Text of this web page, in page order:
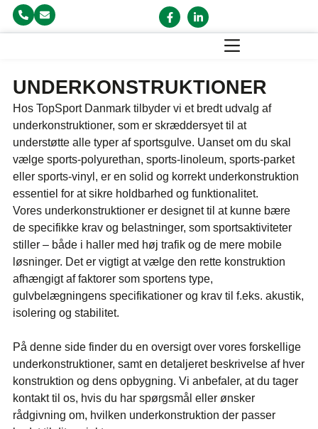
UNDERKONSTRUKTIONER
Hos TopSport Danmark tilbyder vi et bredt udvalg af
underkonstruktioner, som er skræddersyet til at
understøtte alle typer af sportsgulve. Uanset om du skal
vælge sports-polyurethan, sports-linoleum, sports-parket
eller sports-vinyl, er en solid og korrekt underkonstruktion
essentiel for at sikre holdbarhed og funktionalitet.
Vores underkonstruktioner er designet til at kunne bære
de specifikke krav og belastninger, som sportsaktiviteter
stiller – både i haller med høj trafik og de mere mobile
løsninger. Det er vigtigt at vælge den rette konstruktion
afhængigt af faktorer som sportens type,
gulvbelægningens specifikationer og krav til f.eks. akustik,
isolering og stabilitet.
På denne side finder du en oversigt over vores forskellige
underkonstruktioner, samt en detaljeret beskrivelse af hver
konstruktion og dens opbygning. Vi anbefaler, at du tager
kontakt til os, hvis du har spørgsmål eller ønsker
rådgivning om, hvilken underkonstruktion der passer